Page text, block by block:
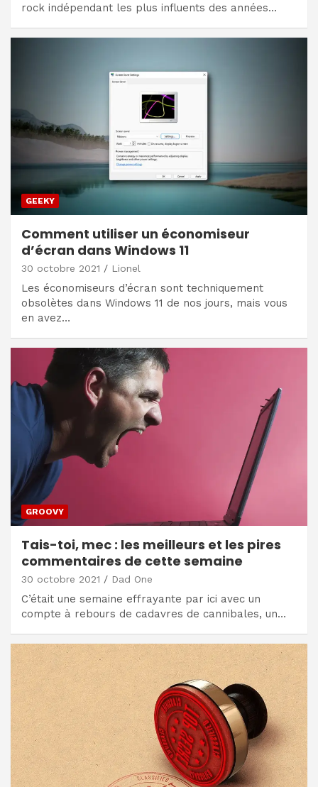
rock indépendant les plus influents des années…
GEEKY
Comment utiliser un économiseur
d’écran dans Windows 11
30 octobre 2021 Lionel
Les économiseurs d’écran sont techniquement
obsolètes dans Windows 11 de nos jours, mais vous
en avez…
GROOVY
Tais-toi, mec : les meilleurs et les pires
commentaires de cette semaine
30 octobre 2021 Dad One
C’était une semaine effrayante par ici avec un
compte à rebours de cadavres de cannibales, un…